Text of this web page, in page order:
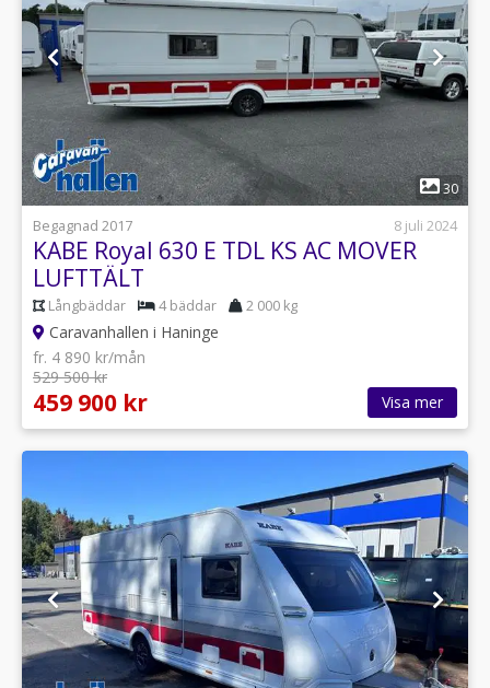
1
30
Begagnad 2017
8 juli 2024
KABE Royal 630 E TDL KS AC MOVER
LUFTTÄLT
Långbäddar 4 bäddar 2 000 kg
Caravanhallen i Haninge
fr. 4 890 kr/mån
529 500 kr
459 900 kr Visa mer